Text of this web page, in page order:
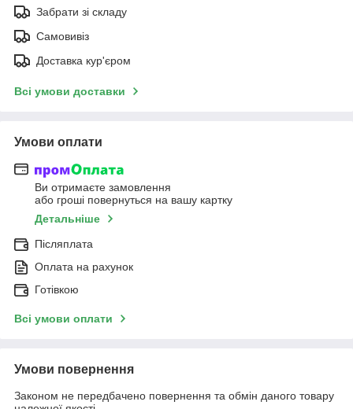
Забрати зі складу
Самовивіз
Доставка кур'єром
Всі умови доставки
Умови оплати
Ви отримаєте замовлення
або гроші повернуться на вашу картку
Детальніше
Післяплата
Оплата на рахунок
Готівкою
Всі умови оплати
Умови повернення
Законом не передбачено повернення та обмін даного товару